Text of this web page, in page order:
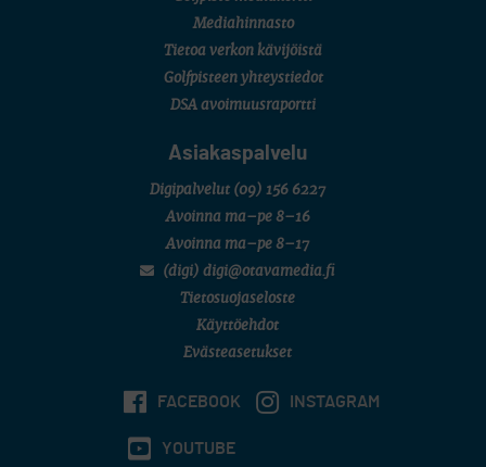
Mediahinnasto
Tietoa verkon kävijöistä
Golfpisteen yhteystiedot
DSA avoimuusraportti
Asiakaspalvelu
Digipalvelut (09) 156 6227
Avoinna ma–pe 8–16
Avoinna ma–pe 8–17
(digi) digi@otavamedia.fi
Tietosuojaseloste
Käyttöehdot
Evästeasetukset
FACEBOOK INSTAGRAM
YOUTUBE